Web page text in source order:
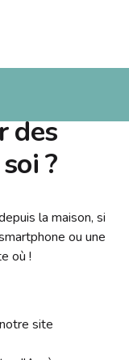
des
?
la maison, si
ou une
où !
site